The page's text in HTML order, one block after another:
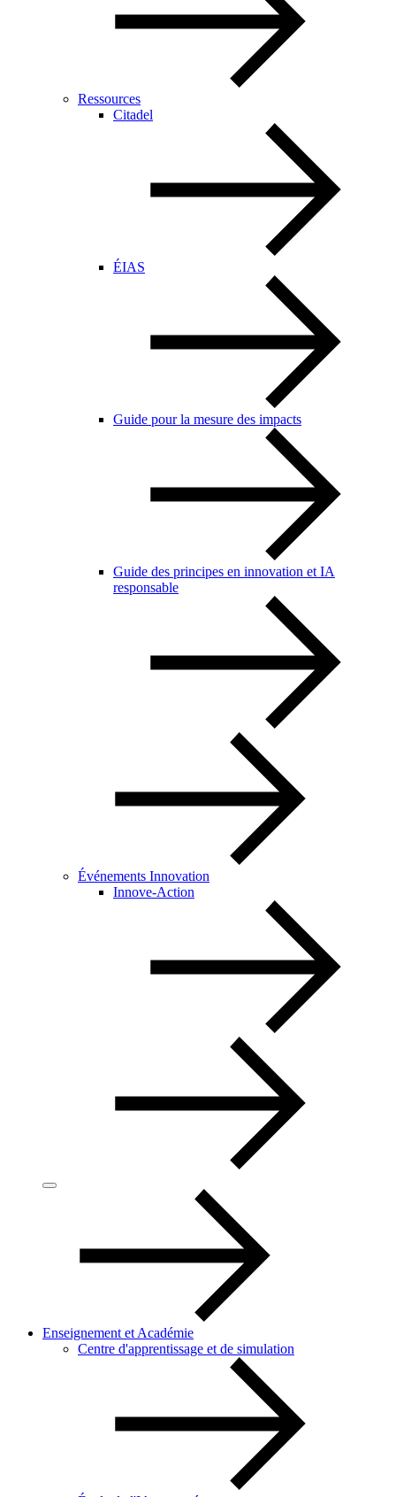
Ressources
Citadel
ÉIAS
Guide pour la mesure des impacts
Guide des principes en innovation et IA
responsable
Événements Innovation
Innove-Action
Enseignement et Académie
Centre d'apprentissage et de simulation